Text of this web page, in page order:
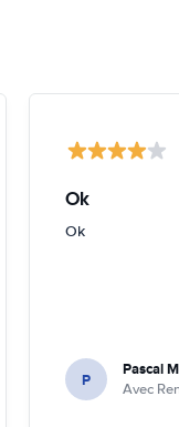
Ok
Ok
P Pascal
Avec